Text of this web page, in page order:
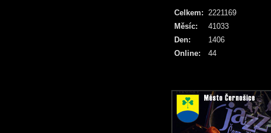
Online: 44
Celkem: 2221169
Měsíc:
41033
Den:
1406